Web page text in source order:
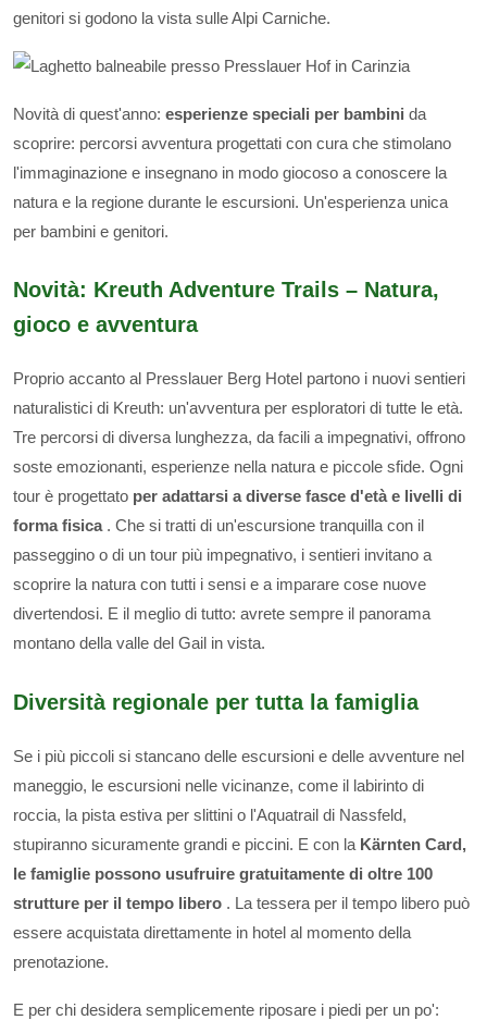
genitori si godono la vista sulle Alpi Carniche.
Novità di quest'anno: esperienze speciali per bambini da
scoprire: percorsi avventura progettati con cura che stimolano
l'immaginazione e insegnano in modo giocoso a conoscere la
natura e la regione durante le escursioni. Un'esperienza unica
per bambini e genitori.
Novità: Kreuth Adventure Trails – Natura,
gioco e avventura
Proprio accanto al Presslauer Berg Hotel partono i nuovi sentieri
naturalistici di Kreuth: un'avventura per esploratori di tutte le età.
Tre percorsi di diversa lunghezza, da facili a impegnativi, offrono
soste emozionanti, esperienze nella natura e piccole sfide. Ogni
tour è progettato per adattarsi a diverse fasce d'età e livelli di
forma fisica. Che si tratti di un'escursione tranquilla con il
passeggino o di un tour più impegnativo, i sentieri invitano a
scoprire la natura con tutti i sensi e a imparare cose nuove
divertendosi. E il meglio di tutto: avrete sempre il panorama
montano della valle del Gail in vista.
Diversità regionale per tutta la famiglia
Se i più piccoli si stancano delle escursioni e delle avventure nel
maneggio, le escursioni nelle vicinanze, come il labirinto di
roccia, la pista estiva per slittini o l'Aquatrail di Nassfeld,
stupiranno sicuramente grandi e piccini. E con la Kärnten Card,
le famiglie possono usufruire gratuitamente di oltre 100
strutture per il tempo libero . La tessera per il tempo libero può
essere acquistata direttamente in hotel al momento della
prenotazione.
E per chi desidera semplicemente riposare i piedi per un po':